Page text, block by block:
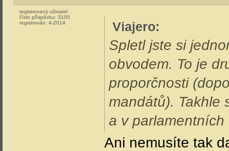
registrovaný uživatel
číslo příspěvku: 3105
registrován: 4-2014 Viajero:
Spletl jste si
obvodem. To je
proporčnosti
mandátů). Takhle
a v
Ani nemusíte tak